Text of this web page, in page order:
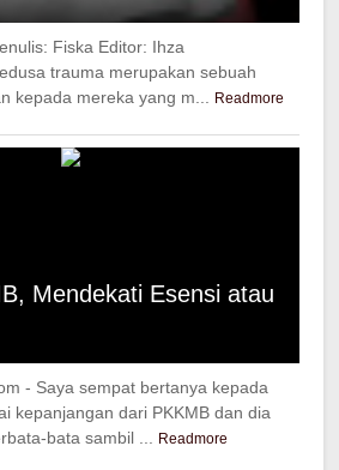
Fiska Editor: Ihza
trauma merupakan sebuah
kepada mereka yang m...
Readmore
Mendekati Esensi atau
- Saya sempat bertanya kepada
kepanjangan dari PKKMB dan dia
bata sambil ...
Readmore